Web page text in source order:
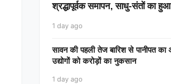
श्रद्धापूर्वक समापन, साधु-संतों का
1 day ago
सावन की पहली तेज बारिश से पानीपत
उद्योगों को करोड़ों का नुकसान
1 day ago